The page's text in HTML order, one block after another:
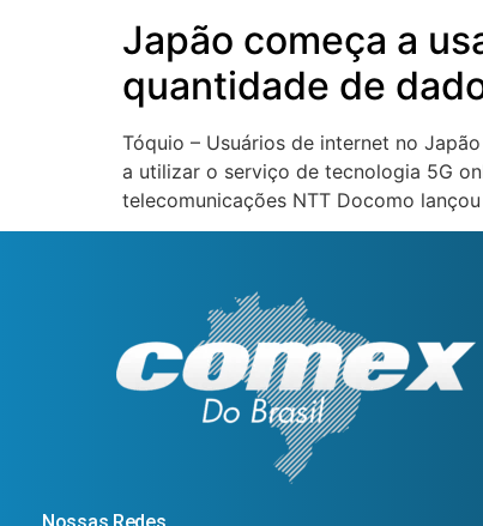
Japão começa a
quantidade de
Tóquio – Usuários de internet no
a utilizar o serviço de tecnologia 5G
telecomunicações NTT Docomo